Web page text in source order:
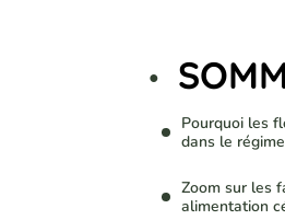
Pourquoi les
dans le
Zoom sur les
alimentation